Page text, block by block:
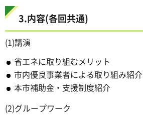
3.内容(各回共通)
(1)講演
省エネに取り組むメリット
市内優良事業者による取り組み紹介
本市補助金・支援制度紹介
(2)グループワーク